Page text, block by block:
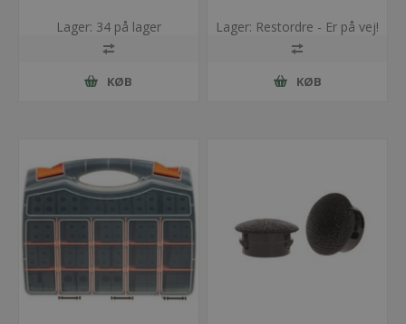
Lager: 34 på lager
KØB
Lager: Restordre - Er på vej!
KØB